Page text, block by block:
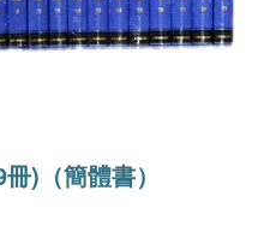
)（簡體書）